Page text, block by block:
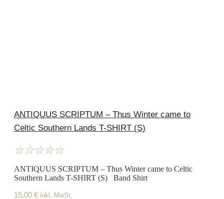
ANTIQUUS SCRIPTUM – Thus Winter came to
Celtic Southern Lands T-SHIRT (S)
☆☆☆☆☆
ANTIQUUS SCRIPTUM – Thus Winter came to Celtic
Southern Lands T-SHIRT (S) Band Shirt
15,00 € inkl. MwSt.